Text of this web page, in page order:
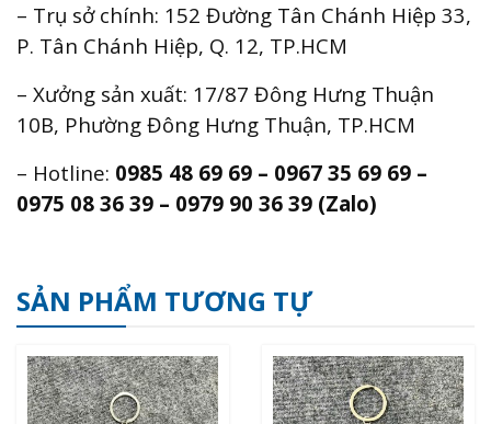
– Trụ sở chính: 152 Đường Tân Chánh Hiệp 33,
P. Tân Chánh Hiệp, Q. 12, TP.HCM
– Xưởng sản xuất: 17/87 Đông Hưng Thuận
10B, Phường Đông Hưng Thuận, TP.HCM
– Hotline: 0985 48 69 69 – 0967 35 69 69 –
0975 08 36 39 – 0979 90 36 39 (Zalo)
SẢN PHẨM TƯƠNG TỰ